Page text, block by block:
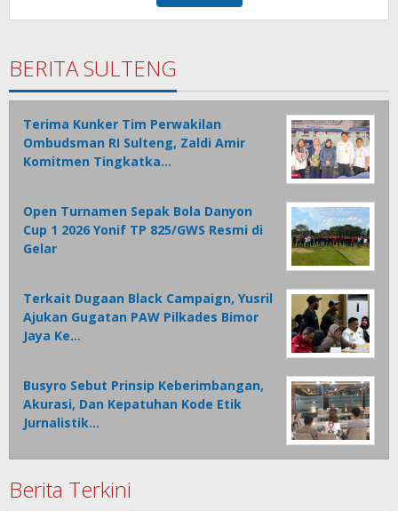
BERITA SULTENG
Terima Kunker Tim Perwakilan
Ombudsman RI Sulteng, Zaldi Amir
Komitmen Tingkatka…
Open Turnamen Sepak Bola Danyon
Cup 1 2026 Yonif TP 825/GWS Resmi di
Gelar
Terkait Dugaan Black Campaign, Yusril
Ajukan Gugatan PAW Pilkades Bimor
Jaya Ke…
Busyro Sebut Prinsip Keberimbangan,
Akurasi, Dan Kepatuhan Kode Etik
Jurnalistik…
Berita Terkini